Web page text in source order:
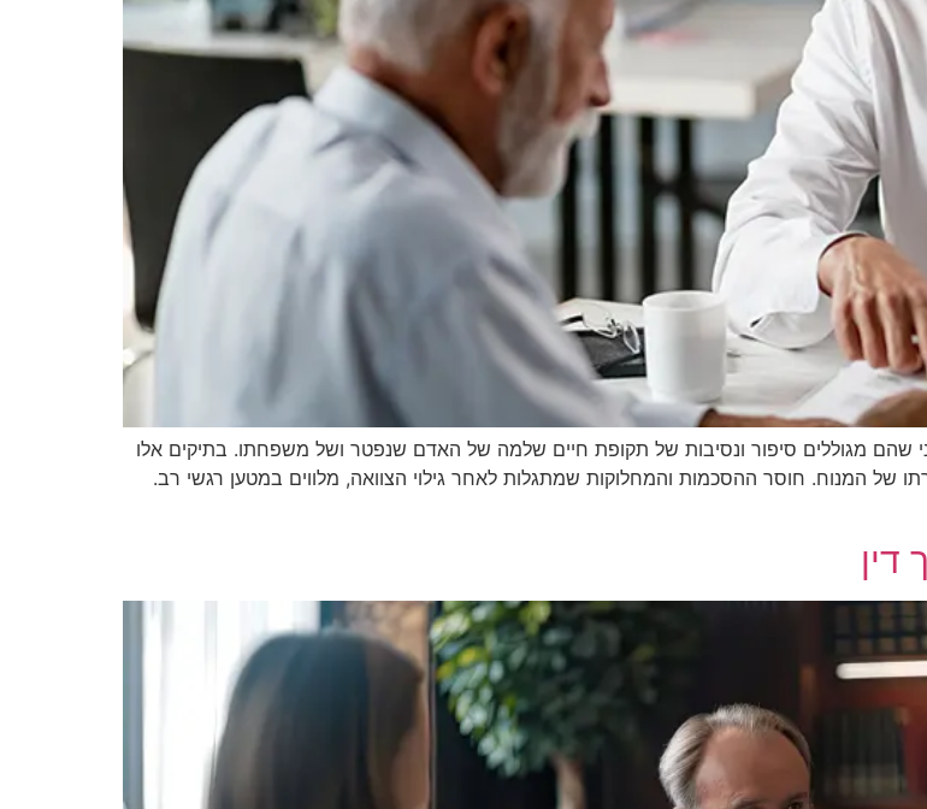
שהם מגוללים סיפור ונסיבות של תקופת חיים שלמה של האדם שנפטר ושל משפחתו. בתיקים אלו
של המנוח. חוסר ההסכמות והמחלוקות שמתגלות לאחר גילוי הצוואה, מלווים במטען רגשי רב.
דין